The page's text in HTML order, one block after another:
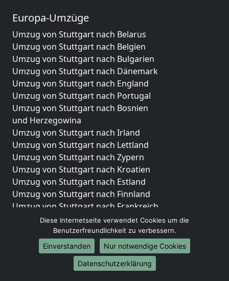
Europa-Umzüge
Umzug von Stuttgart nach Belarus
Umzug von Stuttgart nach Belgien
Umzug von Stuttgart nach Bulgarien
Umzug von Stuttgart nach Dänemark
Umzug von Stuttgart nach England
Umzug von Stuttgart nach Portugal
Umzug von Stuttgart nach Bosnien
und Herzegowina
Umzug von Stuttgart nach Irland
Umzug von Stuttgart nach Lettland
Umzug von Stuttgart nach Zypern
Umzug von Stuttgart nach Kroatien
Umzug von Stuttgart nach Estland
Umzug von Stuttgart nach Finnland
Umzug von Stuttgart nach Frankreich
Umzug von Stuttgart nach Griechenland
Umzug von Stuttgart nach Italien
Umzug von Stuttgart nach Liechtenstein
Umzug von Stuttgart nach Luxemburg
Umzug von Stuttgart nach Niederlande
Diese Internetseite verwendet Cookies um die
Benutzerfreundlichkeit zu verbessern.
Einverstanden
Nur notwendige Cookies
Datenschutzerklärung